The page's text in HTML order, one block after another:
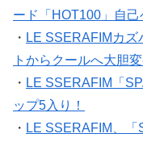
ード「HOT100」自
・ LE SSERAFIMカ
トからクールへ大胆
・ LE SSERAFIM「
ップ5入り！
・ LE SSERAFIM、「